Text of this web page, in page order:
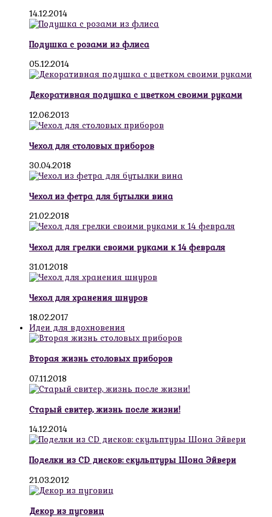
14.12.2014
Подушка с розами из флиса
05.12.2014
Декоративная подушка с цветком своими руками
12.06.2013
Чехол для столовых приборов
30.04.2018
Чехол из фетра для бутылки вина
21.02.2018
Чехол для грелки своими руками к 14 февраля
31.01.2018
Чехол для хранения шнуров
18.02.2017
Идеи для вдохновения
Вторая жизнь столовых приборов
07.11.2018
Старый свитер, жизнь после жизни!
14.12.2014
Поделки из CD дисков: скульптуры Шона Эйвери
21.03.2012
Декор из пуговиц